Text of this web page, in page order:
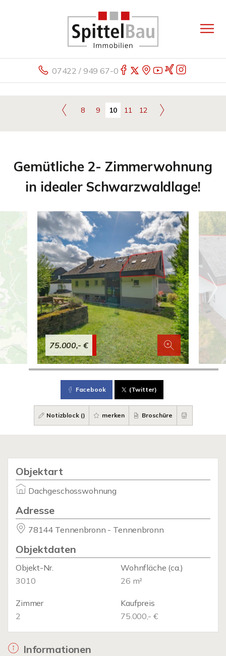
07422 / 949 67-0
8 9 10 11 12
Gemütliche 2- Zimmerwohnung
in idealer Schwarzwaldlage!
75.000,- €
Facebook (Twitter)
Notizblock () merken Broschüre
Objektart
Dachgeschosswohnung
Adresse
78144 Tennenbronn - Tennenbronn
Objektdaten
Objekt-Nr.
3010
Wohnfläche (ca.)
26 m²
Zimmer
2
Kaufpreis
75.000,- €
Informationen